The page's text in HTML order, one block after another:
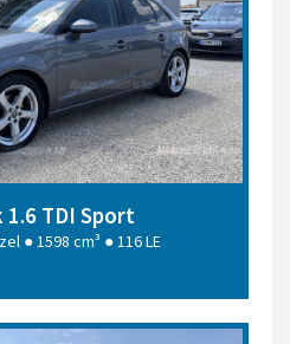
1.6 TDI Sport
● 1598 cm³ ● 116 LE